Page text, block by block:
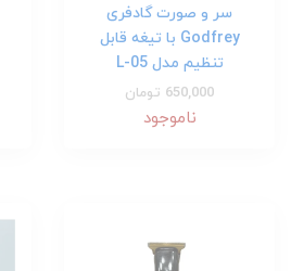
سر و صورت گادفری
Godfrey با تیغه قابل
تنظیم مدل L-05
650,000 تومان
ناموجود